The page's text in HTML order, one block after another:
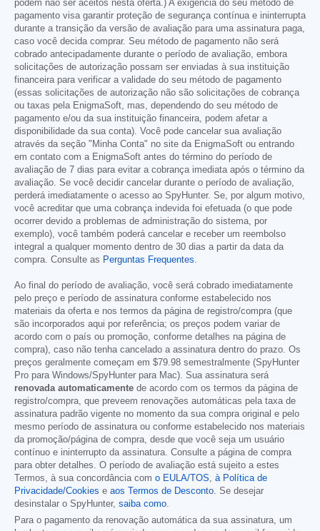
podem não ser aceitos nesta oferta.) A exigência do seu método de
pagamento visa garantir proteção de segurança contínua e ininterrupta
durante a transição da versão de avaliação para uma assinatura paga,
caso você decida comprar. Seu método de pagamento não será
cobrado antecipadamente durante o período de avaliação, embora
solicitações de autorização possam ser enviadas à sua instituição
financeira para verificar a validade do seu método de pagamento
(essas solicitações de autorização não são solicitações de cobrança
ou taxas pela EnigmaSoft, mas, dependendo do seu método de
pagamento e/ou da sua instituição financeira, podem afetar a
disponibilidade da sua conta). Você pode cancelar sua avaliação
através da seção "Minha Conta" no site da EnigmaSoft ou entrando
em contato com a EnigmaSoft antes do término do período de
avaliação de 7 dias para evitar a cobrança imediata após o término da
avaliação. Se você decidir cancelar durante o período de avaliação,
perderá imediatamente o acesso ao SpyHunter. Se, por algum motivo,
você acreditar que uma cobrança indevida foi efetuada (o que pode
ocorrer devido a problemas de administração do sistema, por
exemplo), você também poderá cancelar e receber um reembolso
integral a qualquer momento dentro de 30 dias a partir da data da
compra. Consulte as Perguntas Frequentes.
Ao final do período de avaliação, você será cobrado imediatamente
pelo preço e período de assinatura conforme estabelecido nos
materiais da oferta e nos termos da página de registro/compra (que
são incorporados aqui por referência; os preços podem variar de
acordo com o país ou promoção, conforme detalhes na página de
compra), caso não tenha cancelado a assinatura dentro do prazo. Os
preços geralmente começam em $79.98 semestralmente (SpyHunter
Pro para Windows/SpyHunter para Mac). Sua assinatura será
renovada automaticamente de acordo com os termos da página de
registro/compra, que preveem renovações automáticas pela taxa de
assinatura padrão vigente no momento da sua compra original e pelo
mesmo período de assinatura ou conforme estabelecido nos materiais
da promoção/página de compra, desde que você seja um usuário
contínuo e ininterrupto da assinatura. Consulte a página de compra
para obter detalhes. O período de avaliação está sujeito a estes
Termos, à sua concordância com o EULA/TOS, à Política de
Privacidade/Cookies e aos Termos de Desconto. Se desejar
desinstalar o SpyHunter, saiba como.
Para o pagamento da renovação automática da sua assinatura, um